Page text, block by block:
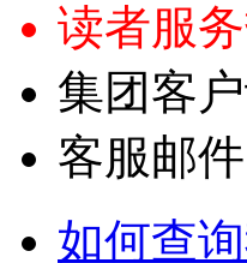
读者服
集团客
客服邮
如何查